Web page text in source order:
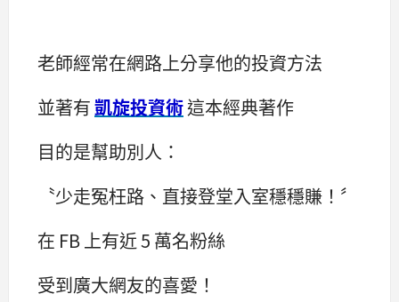
老師經常在網路上分享他的投資方法
並著有凱旋投資術這本經典著作
目的是幫助別人：
〝少走冤枉路、直接登堂入室穩穩賺！〞
在 FB 上有近 5 萬名粉絲
受到廣大網友的喜愛！